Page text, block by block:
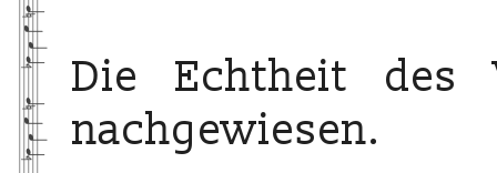
Die Echtheit des
nachgewiesen.